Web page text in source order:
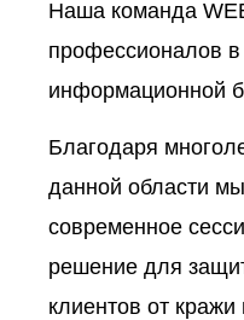
Наша команда
профессионалов в
информационной
Благодаря
данной области
современное
решение для
клиентов от